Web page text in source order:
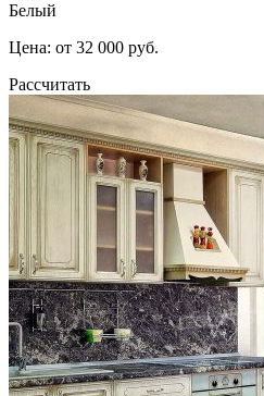
Белый
Цена: от 32 000 руб.
Рассчитать